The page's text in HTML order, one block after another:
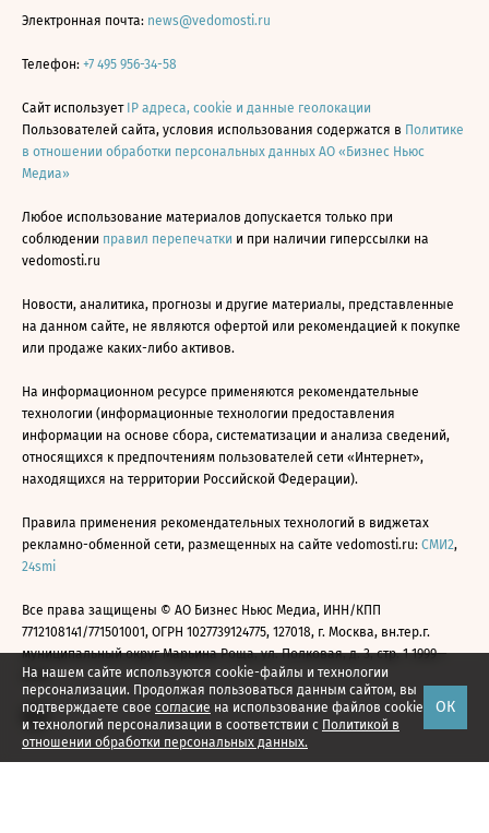
На нашем сайте используются cookie-файлы и технологии
персонализации. Продолжая пользоваться данным сайтом, вы
подтверждаете свое согласие на использование файлов cookie
и технологий персонализации в соответствии с Политикой в
отношении обработки персональных данных.
ОК
Электронная почта: news@vedomosti.ru
Телефон: +7 495 956-34-58
Сайт использует IP адреса, cookie и данные геолокации
Пользователей сайта, условия использования содержатся в Политике
в отношении обработки персональных данных АО «Бизнес Ньюс
Медиа»
Любое использование материалов допускается только при
соблюдении правил перепечатки и при наличии гиперссылки на
vedomosti.ru
Новости, аналитика, прогнозы и другие материалы, представленные
на данном сайте, не являются офертой или рекомендацией к покупке
или продаже каких-либо активов.
На информационном ресурсе применяются рекомендательные
технологии (информационные технологии предоставления
информации на основе сбора, систематизации и анализа сведений,
относящихся к предпочтениям пользователей сети «Интернет»,
находящихся на территории Российской Федерации).
Правила применения рекомендательных технологий в виджетах
рекламно-обменной сети, размещенных на сайте vedomosti.ru: СМИ2,
24smi
Все права защищены © АО Бизнес Ньюс Медиа, ИНН/КПП
7712108141/771501001, ОГРН 1027739124775, 127018, г. Москва, вн.тер.г.
муниципальный округ Марьина Роща, ул. Полковая, д. 3, стр. 1 1999—
2026